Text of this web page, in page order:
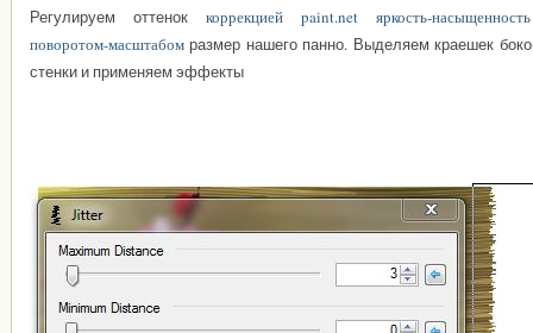
Регулируем оттенок коррекцией paint.net яркость-насыщенность
поворотом-масштабомразмер нашего панно. Выделяем краешек
стенки и применяем эффекты